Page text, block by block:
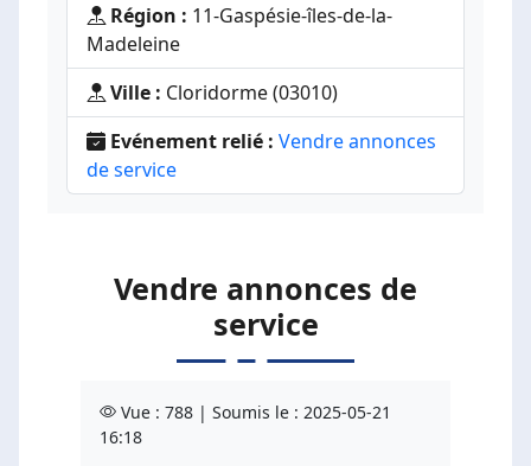
Région : 11-Gaspésie-îles-de-la-
Madeleine
Ville : Cloridorme (03010)
Evénement relié : Vendre annonces
de service
Vendre annonces de
service
Vue : 788 | Soumis le : 2025-05-21
16:18